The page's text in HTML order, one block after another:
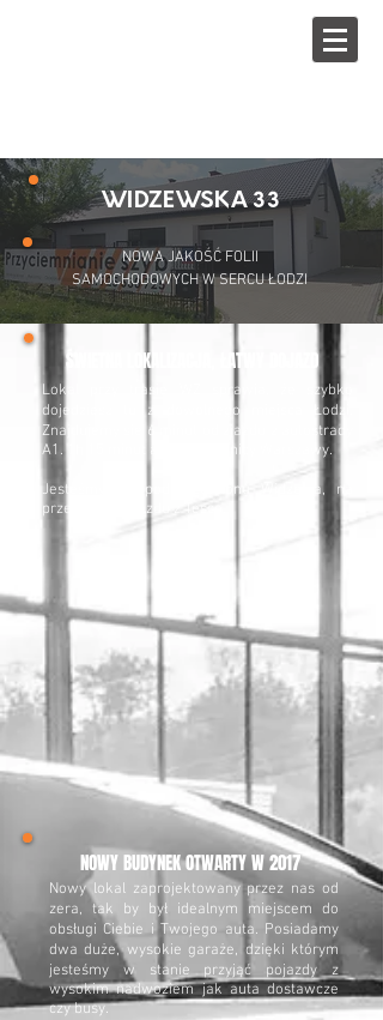
WIDZEWSKA 33
NOWA JAKOŚĆ FOLII
SAMOCHODOWYCH W SERCU ŁODZI
Lokal przy trasie WZ sprawia, że szybko
dojedziesz tu z dowolnego miejsca Łodzi.
Znajdujemy się 6 minut od zjazdu z autostrady
A1. 1h 15 minut autem z granicy Warszawy.
Jesteśmy nieopodal stadionu Widzewa, na
przeciwko wyjazdu z Tesco.
ŚWIETNA LOKALIZACJA, ŁATWY DOJAZD
NOWY BUDYNEK OTWARTY W 2017
Nowy lokal zaprojektowany przez nas od
zera, tak by był idealnym miejscem do
obsługi Ciebie i Twojego auta. Posiadamy
dwa duże, wysokie garaże, dzięki którym
jesteśmy w stanie przyjąć pojazdy z
wysokim nadwoziem jak auta dostawcze
czy busy.